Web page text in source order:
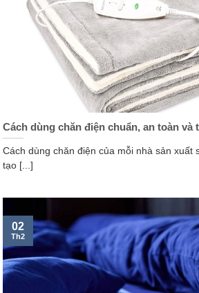
Cách dùng chăn điện chuẩn, an toàn và
Cách dùng chăn điện của mỗi nhà sản xuất
tạo [...]
02
Th2